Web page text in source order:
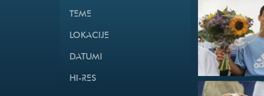
TEME
LOKACIJE
DATUMI
HI-RES